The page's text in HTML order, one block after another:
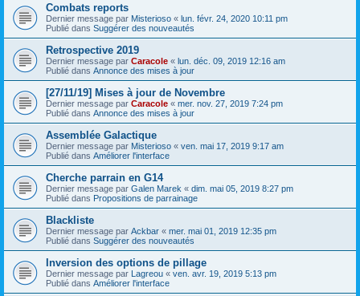
Combats reports
Dernier message par Misterioso « lun. févr. 24, 2020 10:11 pm
Publié dans Suggérer des nouveautés
Retrospective 2019
Dernier message par Caracole « lun. déc. 09, 2019 12:16 am
Publié dans Annonce des mises à jour
[27/11/19] Mises à jour de Novembre
Dernier message par Caracole « mer. nov. 27, 2019 7:24 pm
Publié dans Annonce des mises à jour
Assemblée Galactique
Dernier message par Misterioso « ven. mai 17, 2019 9:17 am
Publié dans Améliorer l'interface
Cherche parrain en G14
Dernier message par Galen Marek « dim. mai 05, 2019 8:27 pm
Publié dans Propositions de parrainage
Blackliste
Dernier message par Ackbar « mer. mai 01, 2019 12:35 pm
Publié dans Suggérer des nouveautés
Inversion des options de pillage
Dernier message par Lagreou « ven. avr. 19, 2019 5:13 pm
Publié dans Améliorer l'interface